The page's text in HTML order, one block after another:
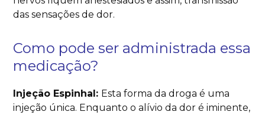
das sensações de dor.
Como pode ser administrada essa
medicação?
Injeção Espinhal: Esta forma da droga é uma
injeção única. Enquanto o alívio da dor é iminente,